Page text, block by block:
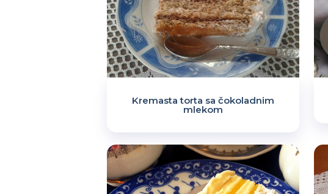
Kremasta torta sa čokoladnim
mlekom